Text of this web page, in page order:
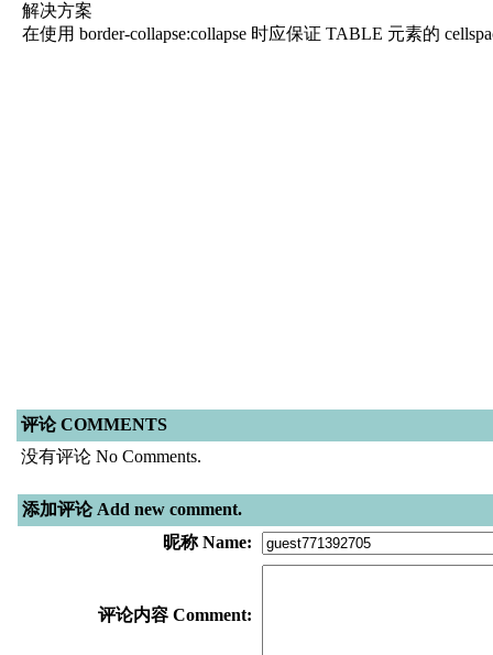
解决方案
在使用 border-collapse:collapse 时应保证 TABLE 元素的
评论 COMMENTS
没有评论 No Comments.
添加评论 Add new comment.
昵称 Name:
评论内容 Comment: